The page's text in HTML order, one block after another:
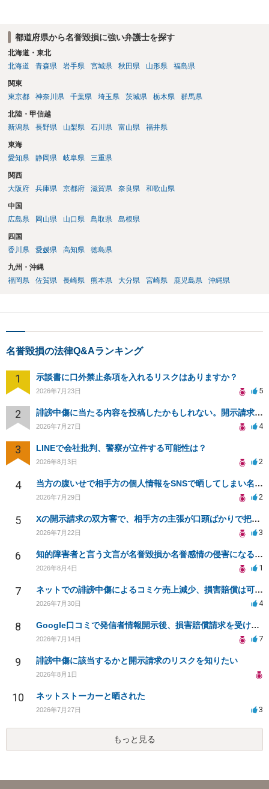
都道府県から名誉毀損に強い弁護士を探す
北海道・東北
北海道
青森県 岩手県 宮城県 秋田県 山形県 福島県
関東
東京都
神奈川県 千葉県 埼玉県 茨城県 栃木県 群馬県
北陸・甲信越
新潟県
長野県 山梨県 石川県 富山県 福井県
東海
愛知県
静岡県 岐阜県 三重県
関西
大阪府
兵庫県 京都府 滋賀県 奈良県 和歌山県
中国
広島県
岡山県 山口県 鳥取県 島根県
四国
香川県
愛媛県 高知県 徳島県
九州・沖縄
福岡県
佐賀県 長崎県 熊本県 大分県 宮崎県 鹿児島県 沖縄県
名誉毀損の法律Q&Aランキング
1 示談書に口外禁止条項を入れるリスクはありますか？
2026年7月23日 5
2 誹謗中傷に当たる内容を投稿したかもしれない。開示請求や民事刑事裁判に発展しうるのか教えて欲しい。
2026年7月27日 4
3 LINEで会社批判、警察が立件する可能性は？
2026年8月3日 2
4 当方の腹いせで相手方の個人情報をSNSで晒してしまい名誉毀損させてしまったかもしれない
2026年7月29日 2
5 Xの開示請求の双方審で、相手方の主張が口頭ばかりで把握しきれません
2026年7月22日 3
6 知的障害者と言う文言が名誉毀損か名誉感情の侵害になるか教えてほしい。
2026年8月4日 1
7 ネットでの誹謗中傷によるコミケ売上減少、損害賠償は可能か？
2026年7月30日 4
8 Google口コミで発信者情報開示後、損害賠償請求を受けています。示談について相談です。
2026年7月14日 7
9 誹謗中傷に該当するかと開示請求のリスクを知りたい
2026年8月1日
10 ネットストーカーと晒された
2026年7月27日 3
もっと見る